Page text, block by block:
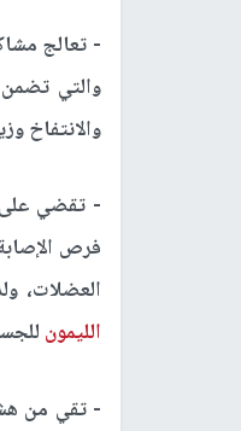
- تعالج
والتي
والانتفاخ
- تقضي على
فرص
العضلات،
الليمون
- تقي من